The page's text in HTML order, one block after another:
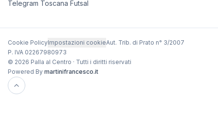
Telegram Toscana Futsal
Cookie PolicyImpostazioni cookieAut. Trib. di Prato n° 3/2007
P. IVA 02267980973
© 2026 Palla al Centro · Tutti i diritti riservati
Powered By martinifrancesco.it